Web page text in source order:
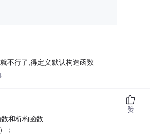
不行了,得定义默认构造函数
和析构函数
；
赞